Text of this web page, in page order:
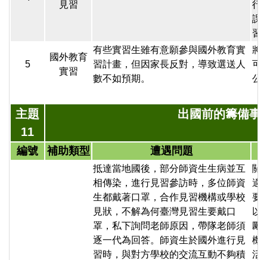
見習
行
課
習
5
國外教育
實習
有些實習生雖有意願參與國外教育實
習計畫，但因家長反對，導致選送人
數不如預期。
將
可
公
主題
11
出國前的籌備事
編號 補助類型 遭遇問題
抵達當地國後，部分師資生生病並互
相傳染，進行見習參訪時，多位師資
生都戴著口罩，合作見習機構或學校
見狀，不解為何臺灣見習生要戴口
罩，私下詢問老師原因，帶隊老師須
逐一代為回答。師資生於國外進行見
習時，與對方學校的交流互動不夠積
關
適
要
以
勵
機
活